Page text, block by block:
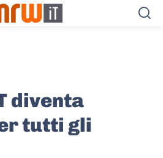
diventa
tutti gli